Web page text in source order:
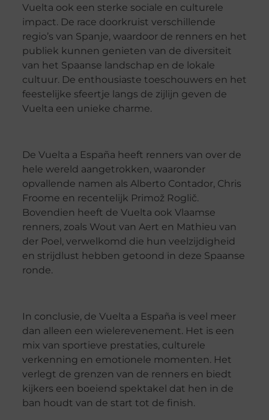
Vuelta ook een sterke sociale en culturele
impact. De race doorkruist verschillende
regio’s van Spanje, waardoor de renners en het
publiek kunnen genieten van de diversiteit
van het Spaanse landschap en de lokale
cultuur. De enthousiaste toeschouwers en het
feestelijke sfeertje langs de zijlijn geven de
Vuelta een unieke charme.
De Vuelta a España heeft renners van over de
hele wereld aangetrokken, waaronder
opvallende namen als Alberto Contador, Chris
Froome en recentelijk Primož Roglič.
Bovendien heeft de Vuelta ook Vlaamse
renners, zoals Wout van Aert en Mathieu van
der Poel, verwelkomd die hun veelzijdigheid
en strijdlust hebben getoond in deze Spaanse
ronde.
In conclusie, de Vuelta a España is veel meer
dan alleen een wielerevenement. Het is een
mix van sportieve prestaties, culturele
verkenning en emotionele momenten. Het
verlegt de grenzen van de renners en biedt
kijkers een boeiend spektakel dat hen in de
ban houdt van de start tot de finish.